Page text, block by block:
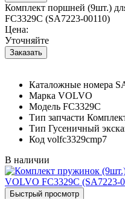
Комплект поршней (9шт.)
FC3329C (SA7223-00110)
Цена:
Уточняйте
Каталожные номера
Марка VOLVO
Модель FC3329C
Тип запчасти
Тип Гусеничный
Код volfc3329cmp7
В наличии